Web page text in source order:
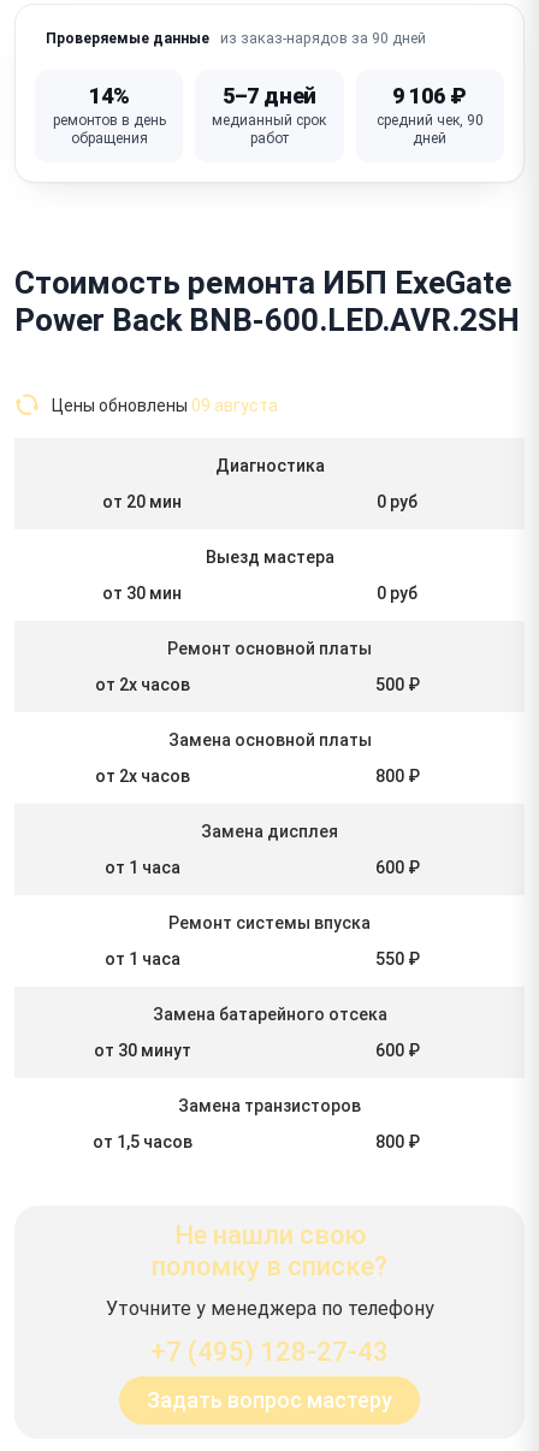
Проверяемые данные из заказ-нарядов за 90 дней
14%
ремонтов в день
обращения
5–7 дней
медианный срок
работ
9 106 ₽
средний чек, 90
дней
Стоимость ремонта ИБП ExeGate
Power Back BNB-600.LED.AVR.2SH
Цены обновлены 09 августа
Диагностика
от 20 мин
0 руб
Выезд мастера
от 30 мин
0 руб
Ремонт основной платы
от 2х часов
500 ₽
Замена основной платы
от 2х часов
800 ₽
Замена дисплея
от 1 часа
600 ₽
Ремонт системы впуска
от 1 часа
550 ₽
Замена батарейного отсека
от 30 минут
600 ₽
Замена транзисторов
от 1,5 часов
800 ₽
Не нашли свою
поломку в списке?
Уточните у менеджера по телефону
+7 (495) 128-27-43
Задать вопрос мастеру